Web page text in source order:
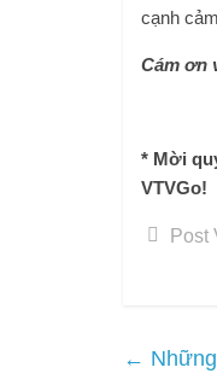
cạnh
Cám ơn
* Mời
VTVGo!
Post
←